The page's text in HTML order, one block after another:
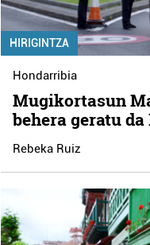
HIRIGINTZA
Hondarribia
Mugikortasun
behera geratu
Rebeka Ruiz